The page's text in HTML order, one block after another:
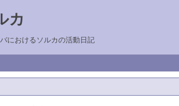
カ
におけるソルカの活動日記